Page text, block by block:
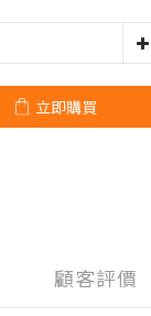
立即購買
顧客評價